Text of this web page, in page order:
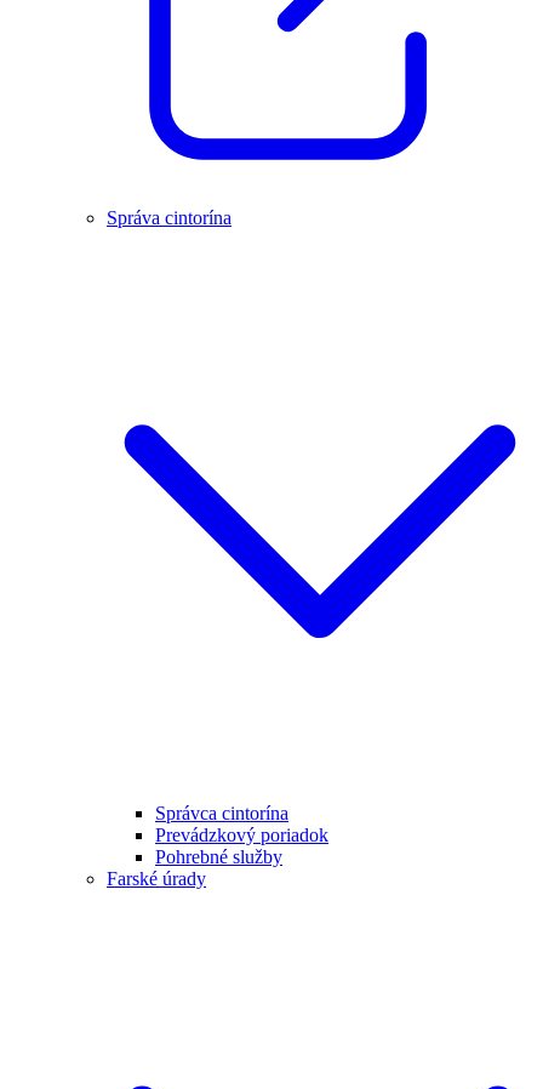
Správa cintorína
Správca cintorína
Prevádzkový poriadok
Pohrebné služby
Farské úrady